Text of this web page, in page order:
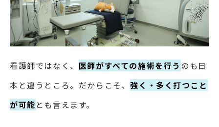
看護師ではなく、 医師がすべての施術を行う のも日
本と違うところ。だからこそ、強く・多く打つこと
が可能 とも言えます。